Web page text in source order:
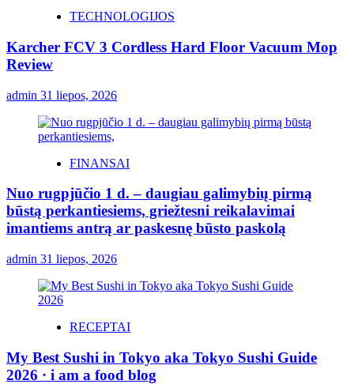
TECHNOLOGIJOS
Karcher FCV 3 Cordless Hard Floor Vacuum Mop
Review
admin 31 liepos, 2026
FINANSAI
Nuo rugpjūčio 1 d. – daugiau galimybių pirmą
būstą perkantiesiems, griežtesni reikalavimai
imantiems antrą ar paskesnę būsto paskolą
admin 31 liepos, 2026
RECEPTAI
My Best Sushi in Tokyo aka Tokyo Sushi Guide
2026 · i am a food blog